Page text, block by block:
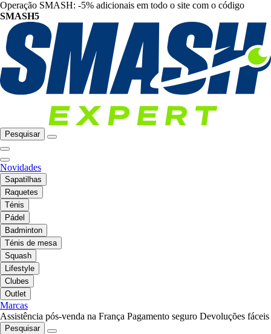
Operação SMASH: -5% adicionais em todo o site com o código
SMASH5
Pesquisar
Novidades
Sapatilhas
Raquetes
Ténis
Pádel
Badminton
Ténis de mesa
Squash
Lifestyle
Clubes
Outlet
Marcas
Assistência pós-venda na França Pagamento seguro Devoluções fáceis
Pesquisar